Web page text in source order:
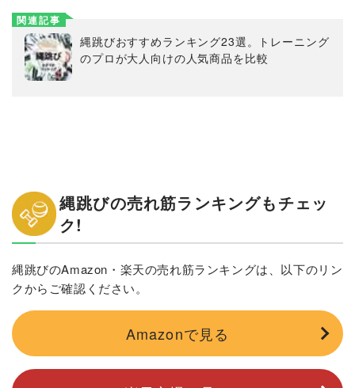
関連記事
縄跳びおすすめランキング23選。トレーニング
のプロが大人向けの人気商品を比較
縄跳びの売れ筋ランキングもチェッ
ク!
縄跳びのAmazon・楽天の売れ筋ランキングは、以下のリン
クからご確認ください。
Amazonで見る